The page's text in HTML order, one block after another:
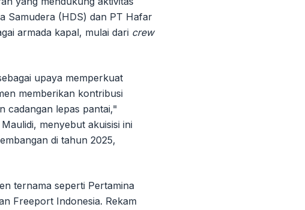
Samudera (HDS) dan PT Hafar
armada kapal, mulai dari crew
upaya memperkuat
memberikan kontribusi
cadangan lepas pantai,"
menyebut akuisisi ini
di tahun 2025,
ternama seperti Pertamina
Freeport Indonesia. Rekam